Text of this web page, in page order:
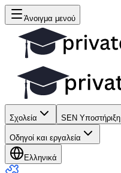
Άνοιγμα μενού
Σχολεία SEN Υποστήριξη
Οδηγοί και εργαλεία
Ελληνικά